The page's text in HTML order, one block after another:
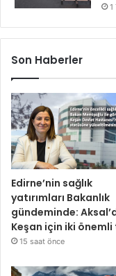
1
Son Haberler
Edirne’nin sağlık
yatırımları Bakanlık
gündeminde:
Keşan için iki
15 saat önce